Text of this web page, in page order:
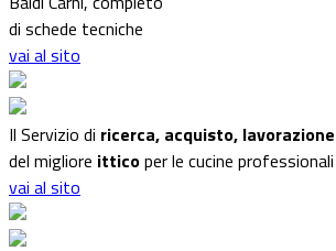
di schede tecniche
vai al sito
Il Servizio di ricerca, acquisto,
del migliore itticoper le cucine professionali
vai al sito